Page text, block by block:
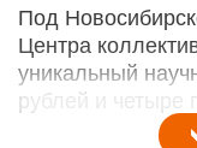
Под
Центра
уникальный
рублей и четыре